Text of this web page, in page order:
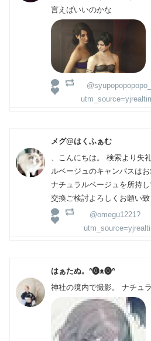
言えばいいのかな
メグ@はくふぁむ
、こんにちは。 検索より失
ルベージュのキャンバスは
ナチュラルベージュを所持
交換ご検討よろしくお願い致
@omegu1221?
はぁたぬ。ᐢ⓿ᴥ⓿ᐢ
神社の境内で撮影。 ナチュラ